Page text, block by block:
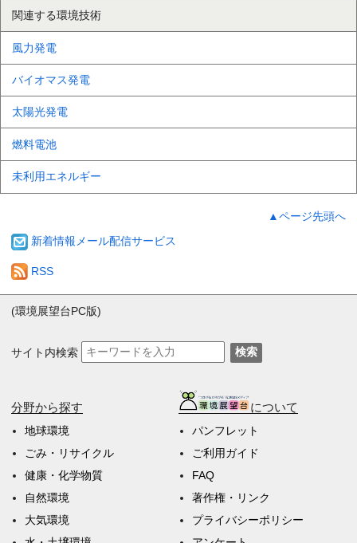
関連する環境技術
風力発電
バイオマス発電
太陽光発電
燃料電池
未利用エネルギー
▲ページ先頭へ
新着情報メール配信サービス
RSS
(環境展望台PC版)
サイト内検索 検索
分野から探す
地球環境
ごみ・リサイクル
健康・化学物質
自然環境
大気環境
について
パンフレット
ご利用ガイド
FAQ
著作権・リンク
プライバシーポリシー